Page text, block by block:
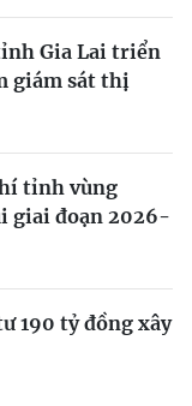
Gia Lai triển
giám sát thị
tỉnh vùng
giai đoạn 2026-
190 tỷ đồng xây